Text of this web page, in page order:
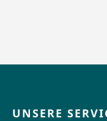
UNSERE